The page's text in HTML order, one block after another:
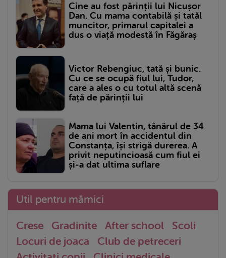
Cine au fost părinții lui Nicușor
Dan. Cu mama contabilă și tatăl
muncitor, primarul capitalei a
dus o viață modestă în Făgăraș
Victor Rebengiuc, tată și bunic.
Cu ce se ocupă fiul lui, Tudor,
care a ales o cu totul altă scenă
față de părinții lui
Mama lui Valentin, tânărul de 34
de ani mort în accidentul din
Constanța, își strigă durerea. A
privit neputincioasă cum fiul ei
și-a dat ultima suflare
Util pentru mămici
Crese Gradinite After school
Scoli
Locuri de joaca
Club de petreceri